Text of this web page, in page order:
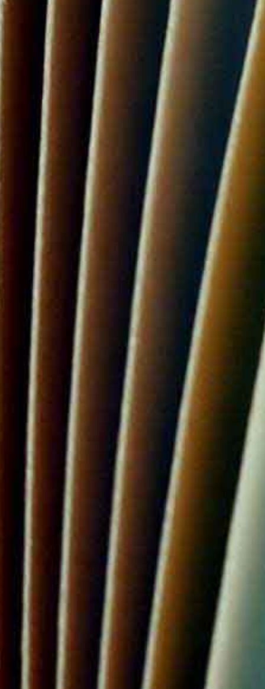
speech and language therapy
therapists adapt their speech to the
in the introductory part of the
comprehensibility, while they try to use
therapy for the effect of
language speaker.
This master's thesis investigates and
speech therapy in the Slovenian area.
therapy and emphasizes the
same time recognizing the role of
greater presence of linguistic content
professional language guidelines that
work represents the basis for future
and users, which will enable the
education. Although the research does
to the understanding of professional
an impact on wider awareness and the
important step towards creating a
speech therapy and has the potential
users.